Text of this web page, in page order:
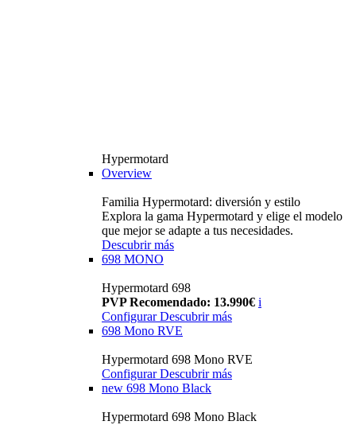
Hypermotard
Overview
Familia Hypermotard: diversión y estilo
Explora la gama Hypermotard y elige el modelo
que mejor se adapte a tus necesidades.
Descubrir más
698 MONO
Hypermotard 698
PVP Recomendado: 13.990€ i
ConfigurarDescubrir más
698 Mono RVE
Hypermotard 698 Mono RVE
Configurar Descubrir más
new 698 Mono Black
Hypermotard 698 Mono Black